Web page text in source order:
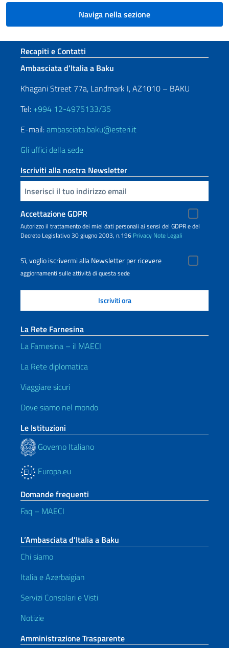
Naviga nella sezione
Sezione footer
Recapiti e Contatti
Ambasciata d’Italia a Baku
Khagani Street 77a, Landmark I, AZ1010 – BAKU
Tel: +994 12-4975133/35
E-mail:ambasciata.baku@esteri.it
Gli uffici della sede
Iscriviti alla nostra Newsletter
Inserisci la tua email
Accettazione GDPR
Autorizzo il trattamento dei miei dati personali ai sensi del GDPR e del
Decreto Legislativo 30 giugno 2003, n.196 Privacy Note Legali
Sì, voglio iscrivermi alla Newsletter per ricevere
aggiornamenti sulle attività di questa sede
La Rete Farnesina
La Farnesina – il MAECI
La Rete diplomatica
Viaggiare sicuri
Dove siamo nel mondo
Le Istituzioni
Governo Italiano
Europa.eu
Domande frequenti
Faq – MAECI
L’Ambasciata d’Italia a Baku
Chi siamo
Italia e Azerbaigian
Servizi Consolari e Visti
Notizie
Amministrazione Trasparente